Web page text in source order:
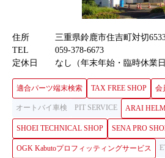
住所
三重県鈴鹿市住吉町対切
TEL
059-378-6673
定休日
なし（年末年始・臨時休業日
適合パーツ端末検索 TAX FREE SHOP 会
オートバイ車検 PIT SERVICE ARAI
SHOEI TECHNICAL SHOP SENA PRO
OGK Kabutoプロフィッティングサービス